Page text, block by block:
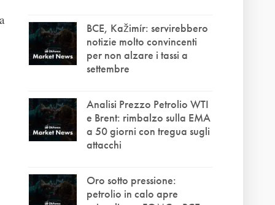
BCE, Kažimír: servirebbero
notizie molto convincenti
per non alzare i tassi a
settembre
Analisi Prezzo Petrolio WTI
e Brent: rimbalzo sulla EMA
a 50 giorni con tregua sugli
attacchi
Oro sotto pressione:
petrolio in calo apre